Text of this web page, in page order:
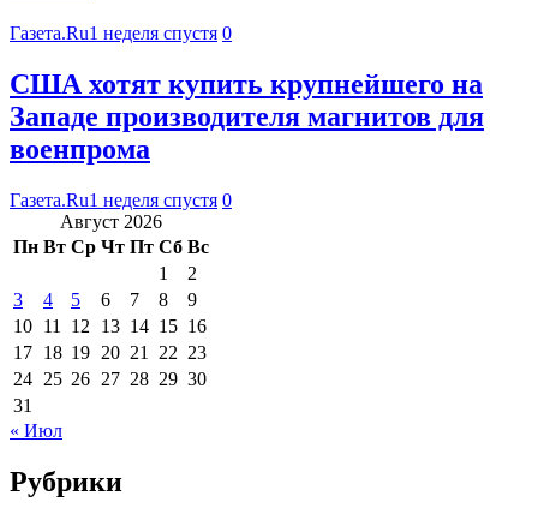
Газета.Ru1 неделя спустя 0
США хотят купить крупнейшего на
Западе производителя магнитов для
военпрома
Газета.Ru1 неделя спустя 0
Август 2026
Пн Вт Ср Чт Пт Сб Вс
1
2
3
4 5 6 7 8
9
10 11 12 13 14 15 16
17 18 19 20 21 22 23
24 25 26 27 28 29 30
31
« Июл
Рубрики